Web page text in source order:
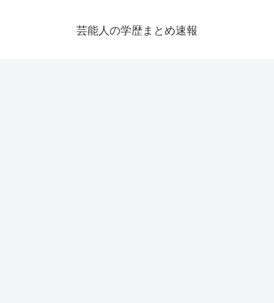
芸能人の学歴まとめ速報